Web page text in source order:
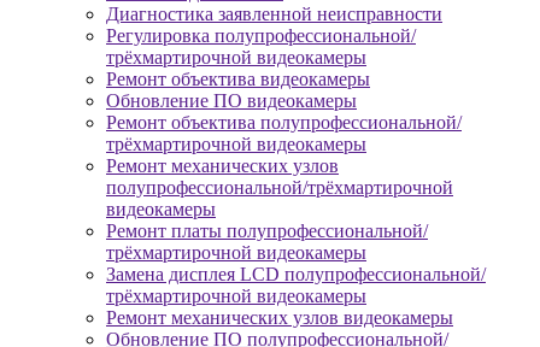
Диагностика заявленной неисправности
Регулировка полупрофессиональной/
трёхмартирочной видеокамеры
Ремонт объектива видеокамеры
Обновление ПО видеокамеры
Ремонт объектива полупрофессиональной/
трёхмартирочной видеокамеры
Ремонт механических узлов
полупрофессиональной/трёхмартирочной
видеокамеры
Ремонт платы полупрофессиональной/
трёхмартирочной видеокамеры
Замена дисплея LCD полупрофессиональной/
трёхмартирочной видеокамеры
Ремонт механических узлов видеокамеры
Обновление ПО полупрофессиональной/